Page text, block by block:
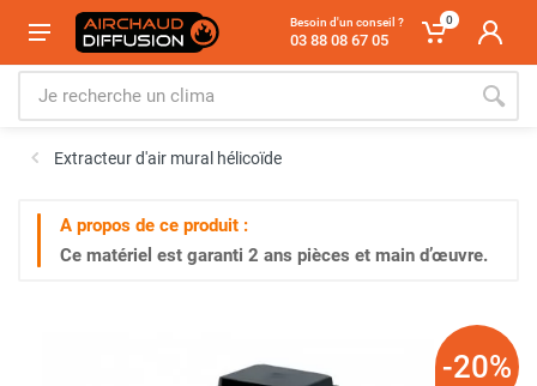
Besoin d'un conseil ?
03 88 08 67 05
0
Extracteur d'air mural hélicoïde
A propos de ce produit :
Ce matériel est garanti 2 ans pièces et main d’œuvre.
-20%